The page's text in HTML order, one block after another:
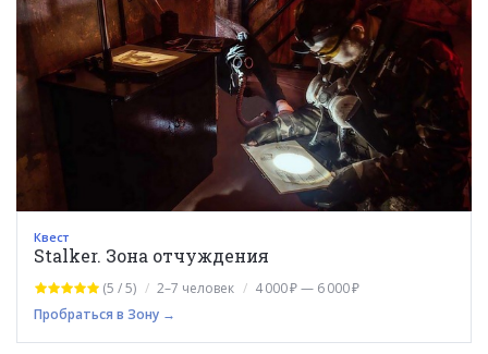
Квест
Stalker. Зона отчуждения
(5 / 5) 2–7 человек
4 000 ₽ — 6 000 ₽
Пробраться в Зону →